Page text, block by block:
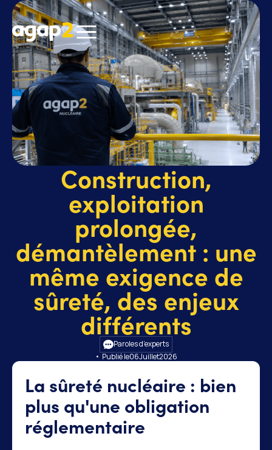
Construction,
exploitation
prolongée,
démantèlement : une
même exigence de
sûreté, des enjeux
différents
Paroles d’experts
• Publié le06Juillet2026
La sûreté nucléaire : bien
plus qu'une obligation
réglementaire